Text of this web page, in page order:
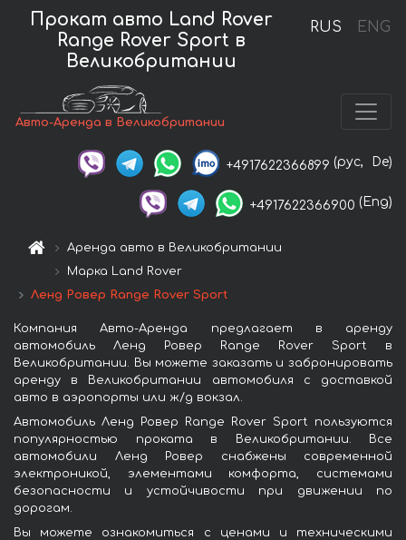
RUS ENG
Прокат авто Land Rover
Range Rover Sport в
Великобритании
Авто-Аренда в Великобритании
+4917622366899 (рус, De)
+4917622366900 (Eng)
Аренда авто в Великобритании
Марка Land Rover
Ленд Ровер Range Rover Sport
Компания Авто-Аренда предлагает в аренду
автомобиль Ленд Ровер Range Rover Sport в
Великобритании. Вы можете заказать и забронировать
аренду в Великобритании автомобиля с доставкой
авто в аэропорты или ж/д вокзал.
Автомобиль Ленд Ровер Range Rover Sport пользуются
популярностью проката в Великобритании. Все
автомобили Ленд Ровер снабжены современной
электроникой, элементами комфорта, системами
безопасности и устойчивости при движении по
дорогам.
Вы можете ознакомиться с ценами и техническими